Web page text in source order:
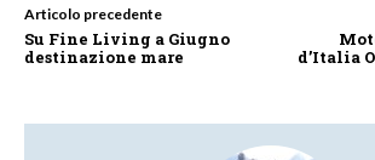
Articolo precedente
Su Fine Living a Giugno
destinazione mare
d’Italia